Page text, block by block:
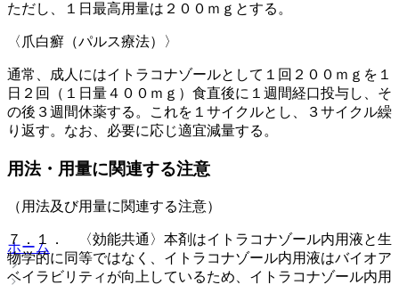
ただし、１日最高用量は２００ｍｇとする。
〈爪白癬（パルス療法）〉
通常、成人にはイトラコナゾールとして１回２００ｍｇを１
日２回（１日量４００ｍｇ）食直後に１週間経口投与し、そ
の後３週間休薬する。これを１サイクルとし、３サイクル繰
り返す。なお、必要に応じ適宜減量する。
用法・用量に関連する注意
（用法及び用量に関連する注意）
７．１． 〈効能共通〉本剤はイトラコナゾール内用液と生
物学的に同等ではなく、イトラコナゾール内用液はバイオア
ベイラビリティが向上しているため、イトラコナゾール内用
ホーム